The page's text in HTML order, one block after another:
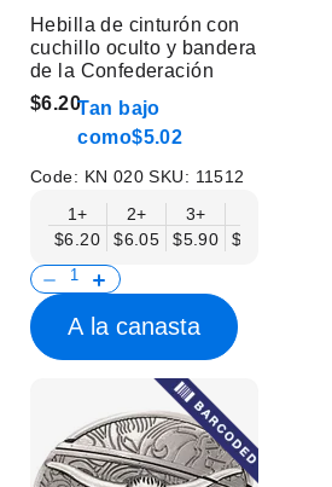
Hebilla de cinturón con
cuchillo oculto y bandera
de la Confederación
$6.20Tan bajo
como$5.02
Code: KN 020SKU: 11512
1+
$6.20
2+
$6.05
3+
$5.90
$5.75
A la canasta